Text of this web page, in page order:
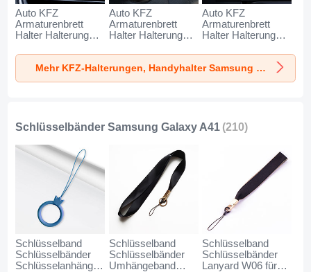
Auto KFZ
Armaturenbrett
Halter Halterung
AutoHalter
Halterungung
Handy BS6 für
Auto KFZ
Armaturenbrett
Halter Halterung
AutoHalter
Halterungung
Handy BS3 für
Auto KFZ
Armaturenbrett
Halter Halterung
AutoHalter
Halterungung
Magnet Handy BS1
Mehr KFZ-Halterungen, Handyhalter Samsung Galaxy A41
Schlüsselbänder Samsung Galaxy A41 (210)
Schlüsselband
Schlüsselbänder
Schlüsselanhänger
Schlüsselband
Schlüsselbänder
Umhängeband
Schlüsselband
Schlüsselbänder
Lanyard W06 für